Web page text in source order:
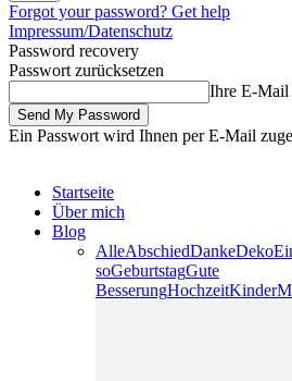
Forgot your password? Get help
Impressum/Datenschutz
Password recovery
Passwort zurücksetzen
Ihre E-Mail
Ein Passwort wird Ihnen per E-Mail
Startseite
Über mich
Blog
AlleAbschiedDankeDeko
soGeburtstagGute
BesserungHochzeitKinder